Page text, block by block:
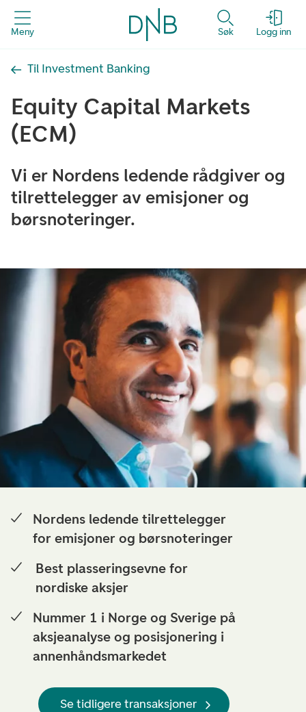
Meny Søk Logg inn
Til Investment Banking
Equity Capital Markets
(ECM)
Vi er Nordens ledende rådgiver og
tilrettelegger av emisjoner og
børsnoteringer.
Nordens ledende tilrettelegger
for emisjoner og børsnoteringer
Best plasseringsevne for
nordiske aksjer
Nummer 1 i Norge og Sverige på
aksjeanalyse og posisjonering i
annenhåndsmarkedet
Se tidligere transaksjoner